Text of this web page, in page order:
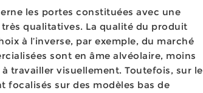
les portes constituées avec une
qualitatives. La qualité du produit
à l’inverse, par exemple, du marché
sont en âme alvéolaire, moins
travailler visuellement. Toutefois, sur le
focalisés sur des modèles bas de